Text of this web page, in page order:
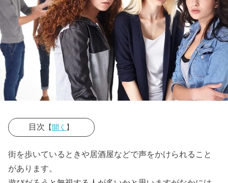
目次 【開く 】
› ナンパ=付き
合うと考えな
いこと
街を歩いているときや居酒屋などで声をかけられること
があります。